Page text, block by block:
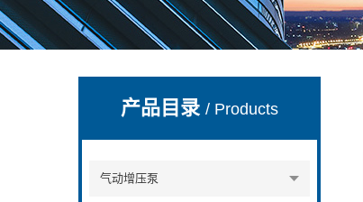
上海康驿实业有限公司
产品目录/ Products
气动增压泵